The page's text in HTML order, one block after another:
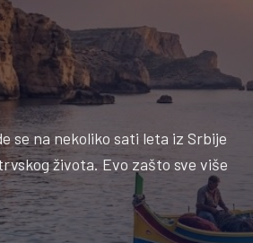
se na nekoliko sati leta iz Srbije
života. Evo zašto sve više